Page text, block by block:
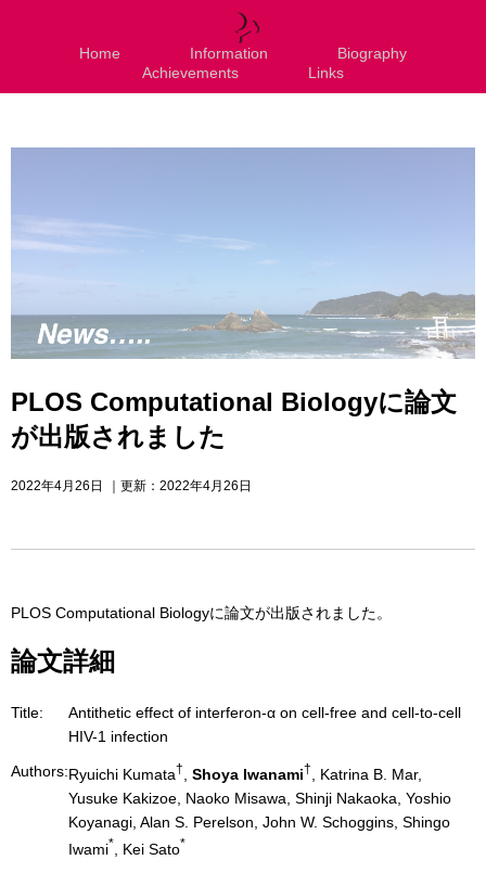
Home Information
Biography
Achievements
Links
PLOS Computational Biologyに論文
が出版されました
2022年4月26日 ｜更新：2022年4月26日
PLOS Computational Biologyに論文が出版されました。
論文詳細
Title:
Antithetic effect of interferon-α on cell-free and cell-to-cell
HIV-1 infection
Authors:Ryuichi Kumata† Shoya Iwanami†
, Katrina B. Mar,
Yusuke Kakizoe, Naoko Misawa, Shinji Nakaoka, Yoshio
Koyanagi, Alan S. Perelson, John W. Schoggins, Shingo
Iwami* , Kei Sato*